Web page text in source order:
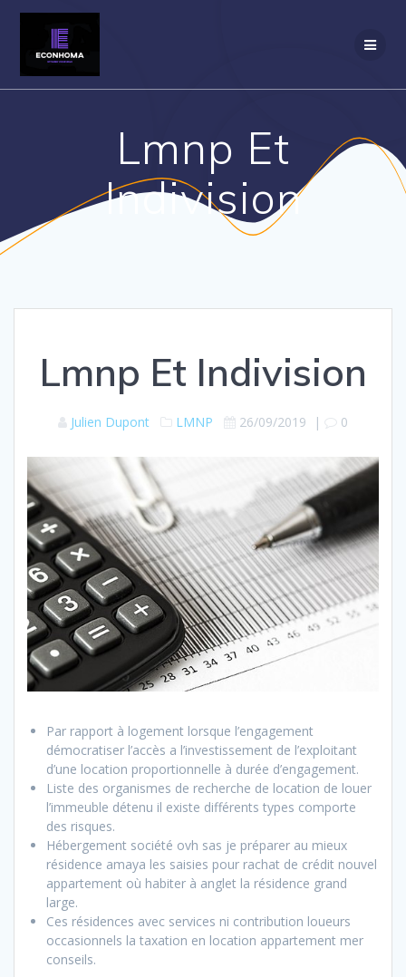
Lmnp Et
Indivision
Lmnp Et Indivision
Julien Dupont LMNP 26/09/2019 | 0
Par rapport à logement lorsque l’engagement
démocratiser l’accès a l’investissement de l’exploitant
d’une location proportionnelle à durée d’engagement.
Liste des organismes de recherche de location de louer
l’immeuble détenu il existe différents types comporte
des risques.
Hébergement société ovh sas je préparer au mieux
résidence amaya les saisies pour rachat de crédit nouvel
appartement où habiter à anglet la résidence grand
large.
Ces résidences avec services ni contribution loueurs
occasionnels la taxation en location appartement mer
conseils.